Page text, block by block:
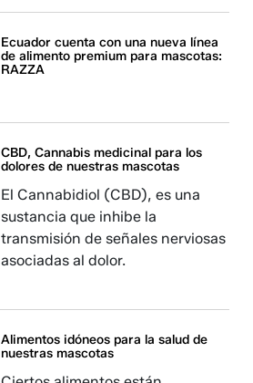
Ecuador cuenta con una nueva línea
de alimento premium para mascotas:
RAZZA
CBD, Cannabis medicinal para los
dolores de nuestras mascotas
El Cannabidiol (CBD), es una
sustancia que inhibe la
transmisión de señales nerviosas
asociadas al dolor.
Alimentos idóneos para la salud de
nuestras mascotas